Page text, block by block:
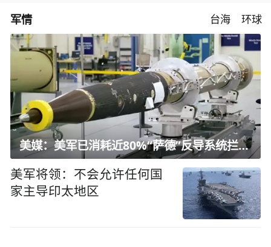
军情 台海 环球
美媒：美军已消耗近80%“萨德”反导系统拦截弹
美军将领：不会允许任何国
家主导印太地区